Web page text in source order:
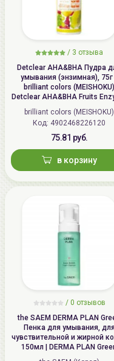
/ 3 отзыва
Detclear AHA&BHA Пудра
умывания (энзимная),
brilliant colors (MEISHOKU)
Detclear AHA&BHA Fruits
Powder Wash
brilliant colors (MEISHOKU)
(Япония)
Код: 4902468226120
75.81 руб.
в корзину
/ 0 отзывов
the SAEM DERMA PLAN
Пенка для умывания,
чувствительной и жирной
150мл | DERMA PLAN
Bubble Foam Cleanser